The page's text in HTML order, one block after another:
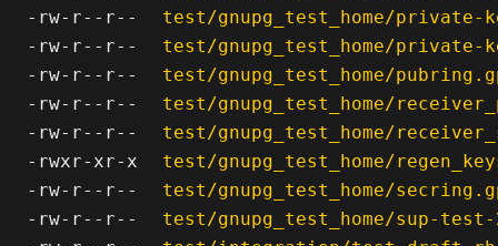
-rw-r--r--
test/gnupg_test_home/private-
-rw-r--r--
test/gnupg_test_home/private-
-rw-r--r--
test/gnupg_test_home/
-rw-r--r--
test/gnupg_test_home/
-rw-r--r--
test/gnupg_test_home/
-rwxr-xr-x
test/gnupg_test_home/
-rw-r--r--
test/gnupg_test_home/
-rw-r--r--
test/gnupg_test_home/sup-test-